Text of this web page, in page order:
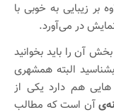
۶۶ است که علاوه بر زیبایی به خوبی با
در می‌آورد.
جوان نیست٬ بخش به بخش آن را باید بخوانید
البته همشهری
هم دارد یکی از
آن است که مطالب